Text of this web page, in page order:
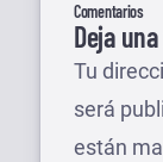
Comentarios
Deja
Tu
será
están